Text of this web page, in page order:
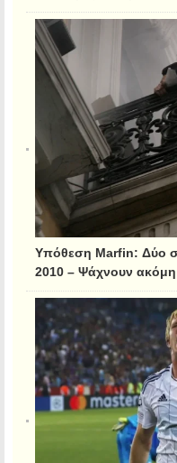
Υπόθεση Marfin: Δύο
2010 – Ψάχνουν ακόμη